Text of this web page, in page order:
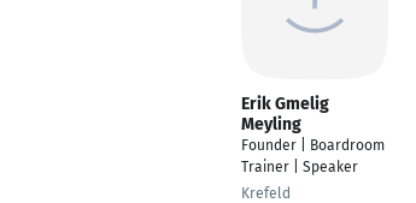
Erik Gmelig
Meyling
Founder | Boardroom
Trainer | Speaker
Krefeld